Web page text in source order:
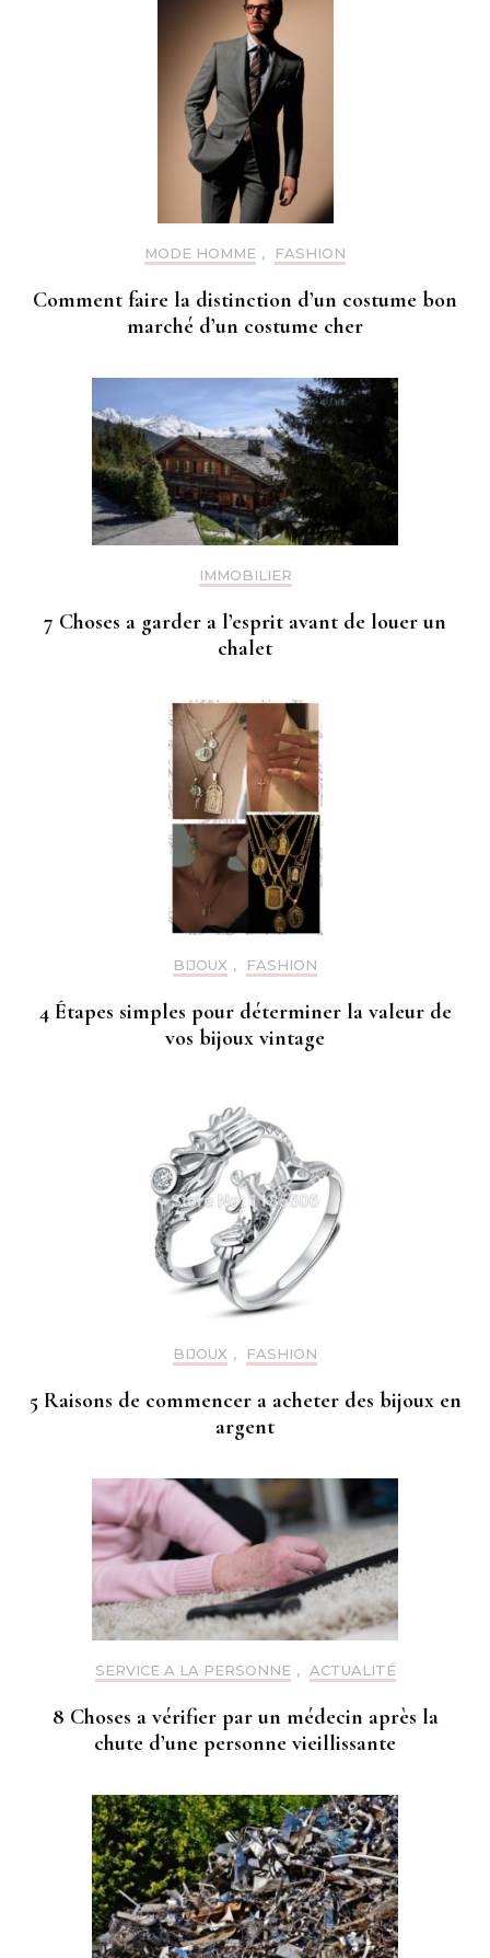
MODE HOMME , FASHION
Comment faire la distinction d’un costume bon
marché d’un costume cher
IMMOBILIER
7 Choses a garder a l’esprit avant de louer un
chalet
BIJOUX , FASHION
4 Étapes simples pour déterminer la valeur de
vos bijoux vintage
BIJOUX , FASHION
5 Raisons de commencer a acheter des bijoux en
argent
SERVICE A LA PERSONNE , ACTUALITÉ
8 Choses a vérifier par un médecin après la
chute d’une personne vieillissante